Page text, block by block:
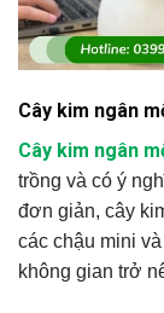
Cây kim ngân
Cây kim ngân
trồng và có ý
đơn giản, cây
các chậu mini
không gian trở